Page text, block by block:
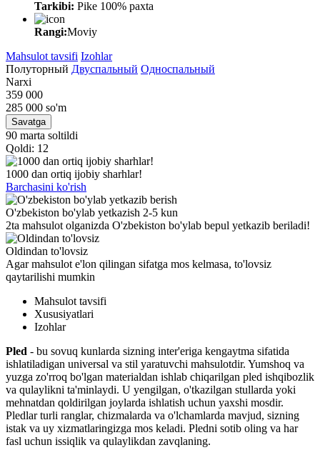
Tarkibi: Pike 100% paxta
Rangi:Moviy
Mahsulot tavsifi Izohlar
Полуторный Двуспальный Односпальный
Narxi
359 000
285 000 so'm
Savatga
90 marta soltildi
Qoldi: 12
1000 dan ortiq ijobiy sharhlar!
Barchasini ko'rish
O'zbekiston bo'ylab yetkazish 2-5 kun
2ta mahsulot olganizda O'zbekiston bo'ylab bepul yetkazib beriladi!
Oldindan to'lovsiz
Agar mahsulot e'lon qilingan sifatga mos kelmasa, to'lovsiz
qaytarilishi mumkin
Mahsulot tavsifi
Xususiyatlari
Izohlar
Pled - bu sovuq kunlarda sizning inter'eriga kengaytma sifatida
ishlatiladigan universal va stil yaratuvchi mahsulotdir. Yumshoq va
yuzga zo'rroq bo'lgan materialdan ishlab chiqarilgan pled ishqibozlik
va qulaylikni ta'minlaydi. U yengilgan, o'tkazilgan stullarda yoki
mehnatdan qoldirilgan joylarda ishlatish uchun yaxshi mosdir.
Pledlar turli ranglar, chizmalarda va o'lchamlarda mavjud, sizning
istak va uy xizmatlaringizga mos keladi. Pledni sotib oling va har
fasl uchun issiqlik va qulaylikdan zavqlaning.